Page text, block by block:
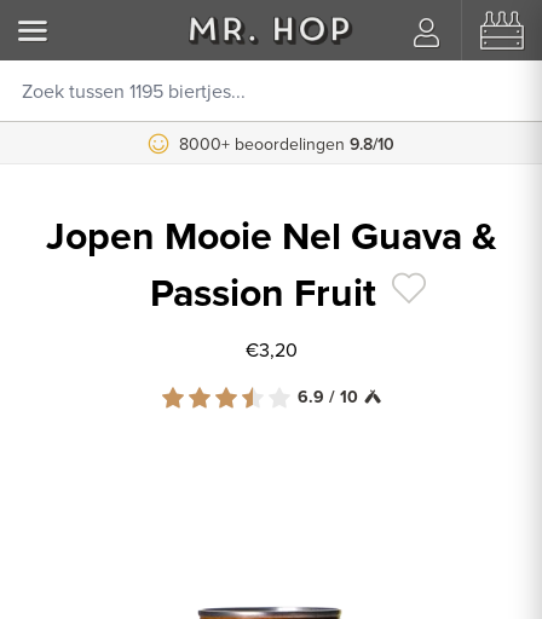
8000+ beoordelingen 9.8/10
Koppel je Untappd account
Jopen Mooie Nel Guava &
Passion Fruit
€3,20
6.9 / 10